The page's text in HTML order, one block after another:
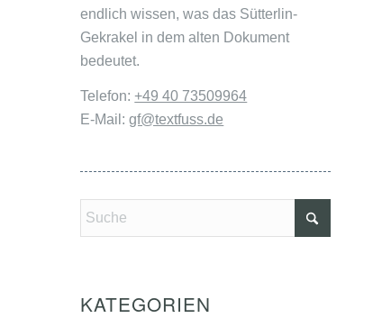
endlich wissen, was das Sütterlin-
Gekrakel in dem alten Dokument
bedeutet.
Telefon:+49 40 73509964
E-Mail:gf@textfuss.de
KATEGORIEN